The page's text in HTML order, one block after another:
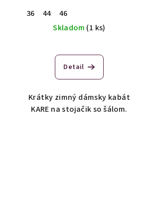
36
44
46
Skladom (1 ks)
Detail
Krátky zimný dámsky kabát
KARE na stojačik so šálom.